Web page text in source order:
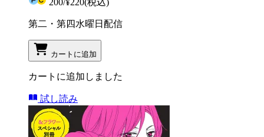
200/¥220(税込)
第二・第四水曜日配信
カートに追加
カートに追加しました
試し読み